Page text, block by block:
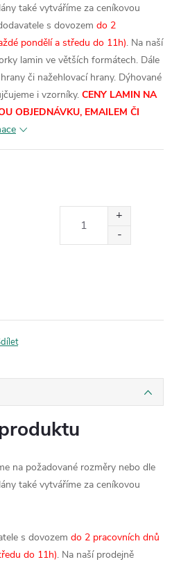
také vytváříme za ceníkovou
s dovozem do 2
pondělí a středu do 11h). Na naší
lamin ve větších formátech. Dále
či nažehlovací hrany. Dýhované
i vzorníky. CENY LAMIN NA
OBJEDNÁVKU, EMAILEM ČI
na požadované rozměry nebo dle
také vytváříme za ceníkovou
s dovozem do 2 pracovních dnů
do 11h). Na naší prodejně